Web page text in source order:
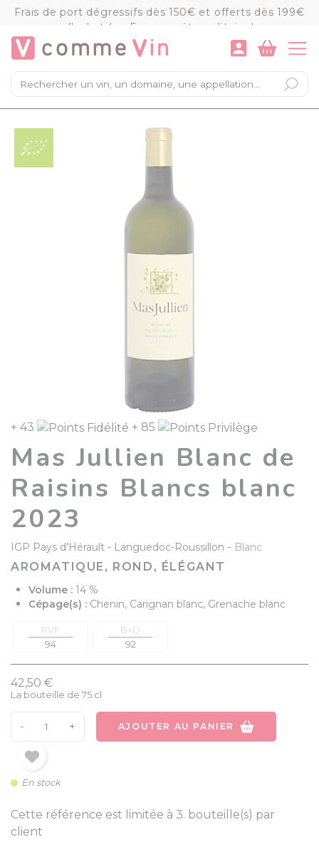
Frais de port dégressifs dès 150€ et offerts dès 199€
d'achat (en France métropolitaine)
×
Mon panier
Chargement du panier...
VOIR LE PANIER COMMANDER
+ 43 + 85
Mas Jullien Blanc de
Raisins Blancs blanc
2023
IGP Pays d'Hérault Languedoc-Roussillon - Blanc
AROMATIQUE, ROND, ÉLÉGANT
Volume : 14 %
Cépage(s) : Chenin, Carignan blanc, Grenache blanc
RVF
94
B+D
92
42,50 €
La bouteille de 75 cl
- + AJOUTER AU PANIER
En stock
Cette référence est limitée à 3. bouteille(s) par
client
Panneau de gestion des cookies